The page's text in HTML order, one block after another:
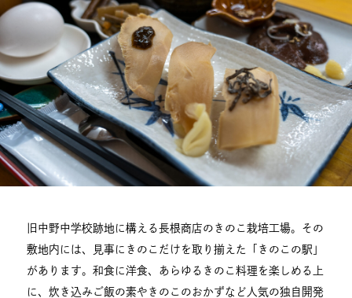
旧中野中学校跡地に構える長根商店のきのこ栽培工場。その
敷地内には、見事にきのこだけを取り揃えた「きのこの駅」
があります。和食に洋食、あらゆるきのこ料理を楽しめる上
に、炊き込みご飯の素やきのこのおかずなど人気の独自開発